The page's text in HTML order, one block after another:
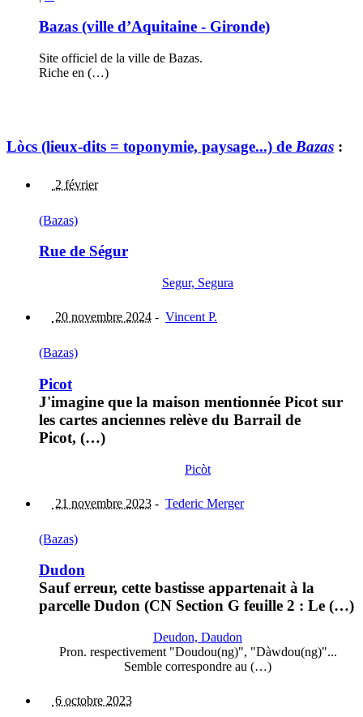
Bazas (ville d’Aquitaine - Gironde)
Site officiel de la ville de Bazas.
Riche en (…)
Lòcs (lieux-dits = toponymie, paysage...) de Bazas :
2 février
(Bazas)
Rue de Ségur
Segur, Segura
20 novembre 2024 - Vincent P.
(Bazas)
Picot
J'imagine que la maison mentionnée Picot sur
les cartes anciennes relève du Barrail de
Picot, (…)
Picòt
21 novembre 2023 - Tederic Merger
(Bazas)
Dudon
Sauf erreur, cette bastisse appartenait à la
parcelle Dudon (CN Section G feuille 2 : Le (…)
Deudon, Daudon
Pron. respectivement "Doudou(ng)", "Dàwdou(ng)"...
Semble correspondre au (…)
6 octobre 2023